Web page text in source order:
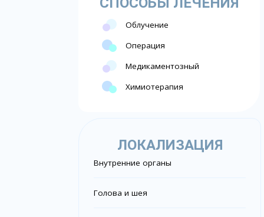
Облучение
Операция
Медикаментозный
Химиотерапия
ЛОКАЛИЗАЦИЯ
Внутренние органы
Голова и шея